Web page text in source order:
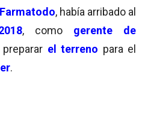
, había arribado al
, como gerente de
el terreno para el
.